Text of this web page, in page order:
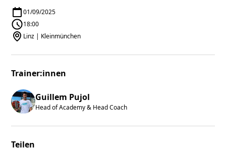
01/09/2025
18:00
Linz | Kleinmünchen
Trainer:innen
Guillem Pujol
Head of Academy & Head Coach
Teilen